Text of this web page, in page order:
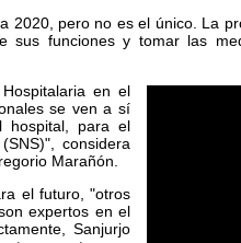
2020, pero no es el único. La
funciones y tomar las
en el
se ven a sí
hospital, para el
considera
Marañón.
el futuro, "otros
expertos en el
Sanjurjo